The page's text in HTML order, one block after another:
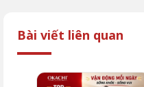
Bài viết liên quan